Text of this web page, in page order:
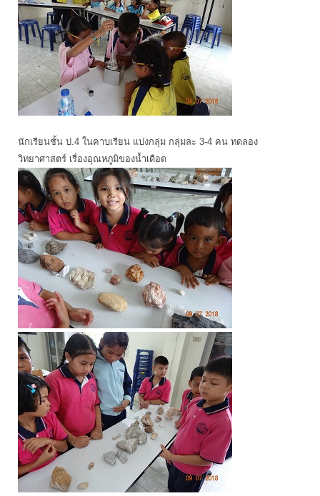
นักเรียนชั้น ป.4 ในคาบเรียน แบ่งกลุ่ม กลุ่มละ 3-4 คน ทดลอง
วิทยาศาสตร์ เรื่องอุณหภูมิของน้ำเดือด